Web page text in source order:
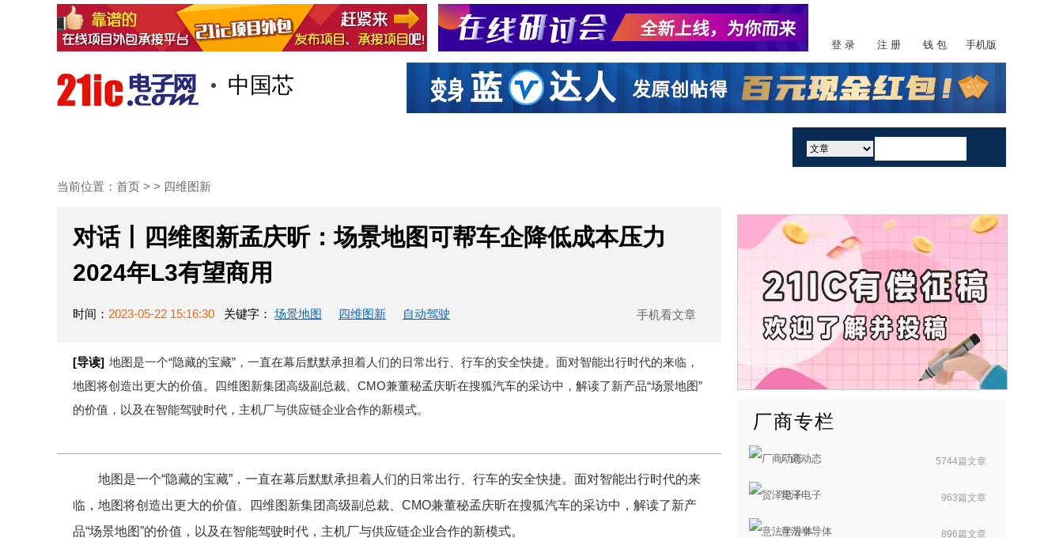
登 录 注 册 钱 包 手机版
中国芯
当前位置： 首页 > > 四维图新
对话丨四维图新孟庆昕：场景地图可帮车企降低成本压力
2024年L3有望商用
时间： 2023-05-22 15:16:30 关键字： 场景地图 四维图新 自动驾驶 手机看文章
[导读] 地图是一个“隐藏的宝藏”，一直在幕后默默承担着人们的日常出行、行车的安全快捷。面对智能出行时代的来临，
地图将创造出更大的价值。四维图新集团高级副总裁、CMO兼董秘孟庆昕在搜狐汽车的采访中，解读了新产品“场景地图”
的价值，以及在智能驾驶时代，主机厂与供应链企业合作的新模式。
地图是一个“隐藏的宝藏”，一直在幕后默默承担着人们的日常出行、行车的安全快捷。面对智能出行时代的来
临，地图将创造出更大的价值。四维图新集团高级副总裁、CMO兼董秘孟庆昕在搜狐汽车的采访中，解读了新产
品“场景地图”的价值，以及在智能驾驶时代，主机厂与供应链企业合作的新模式。
厂商专栏
厂商动态 5744篇文章
贸泽电子 963篇文章
意法半导体 896篇文章